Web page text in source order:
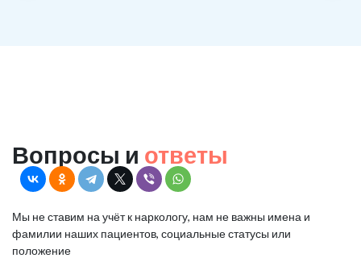
Вопросы и ответы
Мы не ставим на учёт к наркологу, нам не важны имена и
фамилии наших пациентов, социальные статусы или
положение